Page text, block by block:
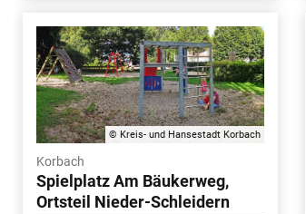
© Kreis- und Hansestadt Korbach
Korbach
Spielplatz Am Bäukerweg,
Ortsteil Nieder-Schleidern